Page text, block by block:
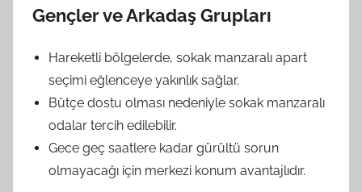
Gençler ve Arkadaş Grupları
Hareketli bölgelerde, sokak manzaralı apart
seçimi eğlenceye yakınlık sağlar.
Bütçe dostu olması nedeniyle sokak manzaralı
odalar tercih edilebilir.
Gece geç saatlere kadar gürültü sorun
olmayacağı için merkezi konum avantajlıdır.